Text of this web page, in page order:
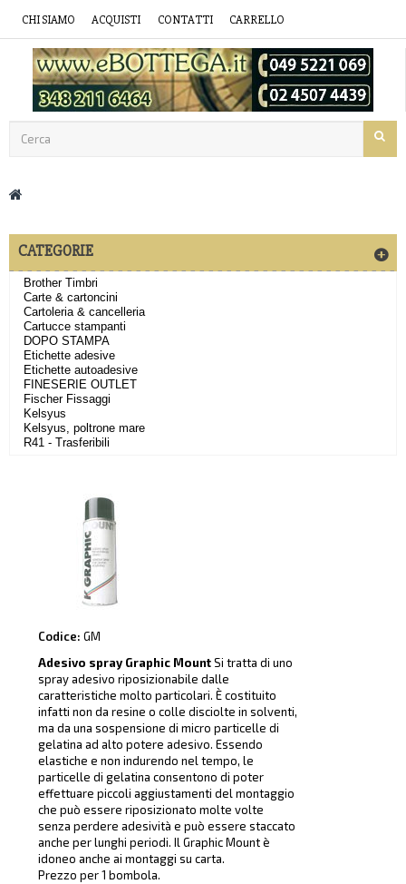
CHI SIAMO ACQUISTI CONTATTI CARRELLO
CATEGORIE
Brother Timbri
Carte & cartoncini
Cartoleria & cancelleria
Cartucce stampanti
DOPO STAMPA
Etichette adesive
Etichette autoadesive
FINESERIE OUTLET
Fischer Fissaggi
Kelsyus
Kelsyus, poltrone mare
R41 - Trasferibili
Codice: GM
Adesivo spray Graphic MountSi tratta di uno
spray adesivo riposizionabile dalle
caratteristiche molto particolari. È costituito
infatti non da resine o colle disciolte in solventi,
ma da una sospensione di micro particelle di
gelatina ad alto potere adesivo. Essendo
elastiche e non indurendo nel tempo, le
particelle di gelatina consentono di poter
effettuare piccoli aggiustamenti del montaggio
che può essere riposizionato molte volte
senza perdere adesività e può essere staccato
anche per lunghi periodi. Il Graphic Mount è
idoneo anche ai montaggi su carta.
Prezzo per 1 bombola.